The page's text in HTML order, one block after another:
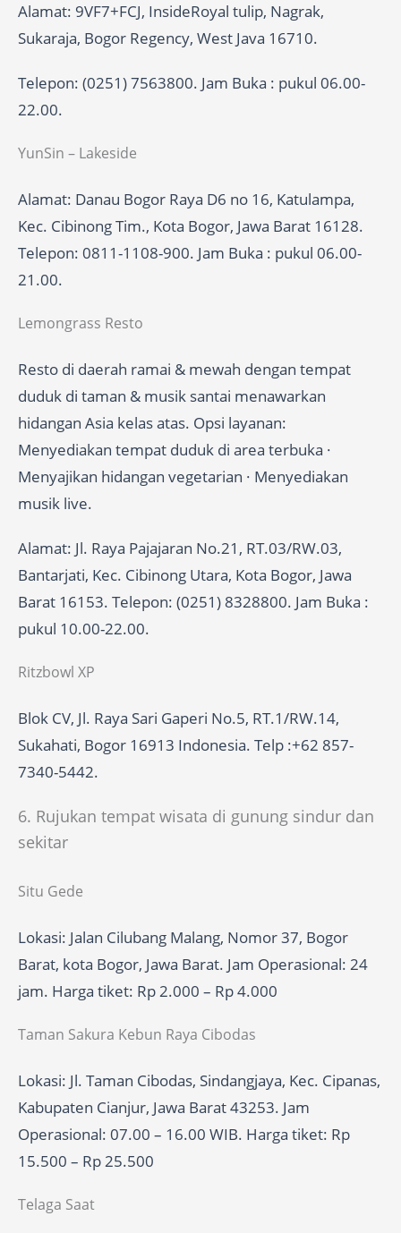
Alamat: 9VF7+FCJ, InsideRoyal tulip, Nagrak,
Sukaraja, Bogor Regency, West Java 16710.
Telepon: (0251) 7563800. Jam Buka : pukul 06.00-
22.00.
YunSin – Lakeside
Alamat: Danau Bogor Raya D6 no 16, Katulampa,
Kec. Cibinong Tim., Kota Bogor, Jawa Barat 16128.
Telepon: 0811-1108-900. Jam Buka : pukul 06.00-
21.00.
Lemongrass Resto
Resto di daerah ramai & mewah dengan tempat
duduk di taman & musik santai menawarkan
hidangan Asia kelas atas. Opsi layanan:
Menyediakan tempat duduk di area terbuka ·
Menyajikan hidangan vegetarian · Menyediakan
musik live.
Alamat: Jl. Raya Pajajaran No.21, RT.03/RW.03,
Bantarjati, Kec. Cibinong Utara, Kota Bogor, Jawa
Barat 16153. Telepon: (0251) 8328800. Jam Buka :
pukul 10.00-22.00.
Ritzbowl XP
Blok CV, Jl. Raya Sari Gaperi No.5, RT.1/RW.14,
Sukahati, Bogor 16913 Indonesia. Telp :+62 857-
7340-5442.
6. Rujukan tempat wisata di gunung sindur dan
sekitar
Situ Gede
Lokasi: Jalan Cilubang Malang, Nomor 37, Bogor
Barat, kota Bogor, Jawa Barat. Jam Operasional: 24
jam. Harga tiket: Rp 2.000 – Rp 4.000
Taman Sakura Kebun Raya Cibodas
Lokasi: Jl. Taman Cibodas, Sindangjaya, Kec. Cipanas,
Kabupaten Cianjur, Jawa Barat 43253. Jam
Operasional: 07.00 – 16.00 WIB. Harga tiket: Rp
15.500 – Rp 25.500
Telaga Saat